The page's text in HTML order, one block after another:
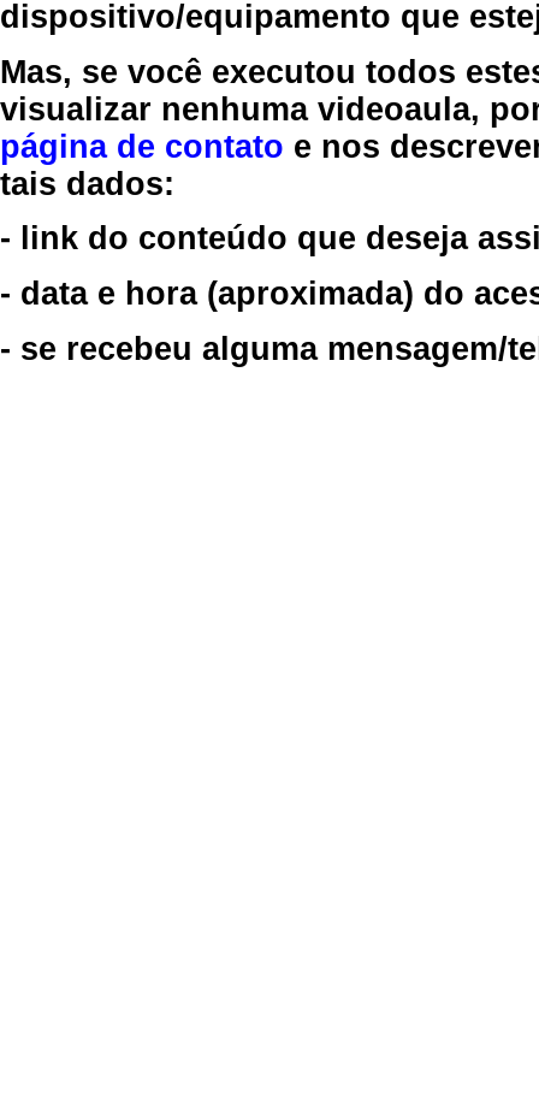
dispositivo/equipamento que
Mas, se você executou todos
visualizar nenhuma videoaula,
página de contato e nos
tais dados:
- link do conteúdo que deseja
- data e hora (aproximada) do
- se recebeu alguma mensagem/